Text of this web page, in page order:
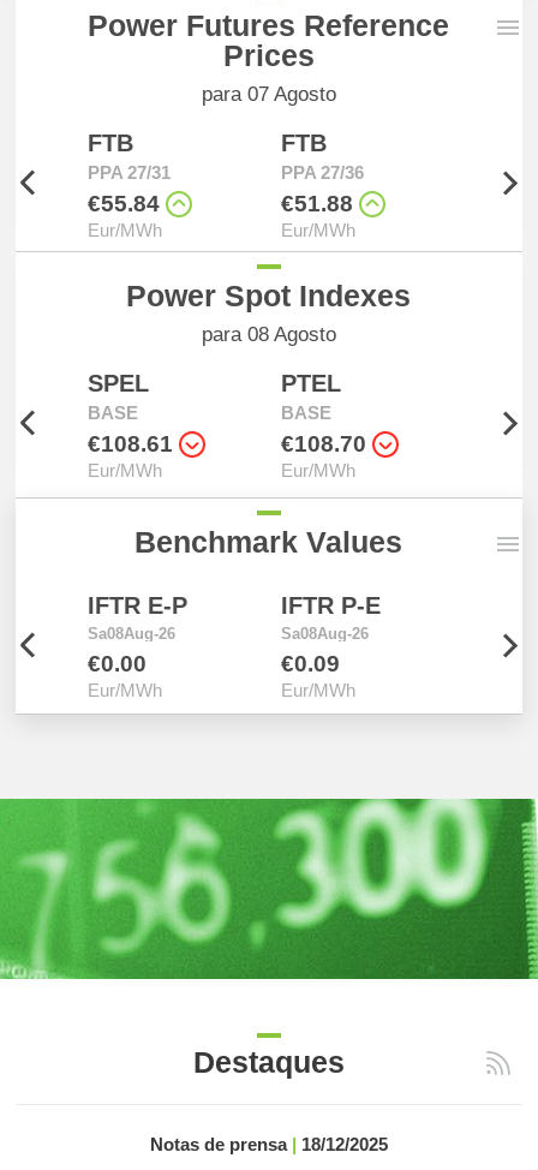
Power Futures Reference
Prices
para 07 Agosto
FTB
PPA 27/31
€55.84
Eur/MWh
FTB
PPA 27/36
€51.88
Eur/MWh
D
Power Spot Indexes
para 08 Agosto
SPEL
BASE
€108.61
Eur/MWh
PTEL
BASE
€108.70
Eur/MWh
SOLAR
Benchmark Values
IFTR E-P
Sa08Aug-26
€0.00
Eur/MWh
IFTR P-E
Sa08Aug-26
€0.09
Eur/MWh
Destaques
Notas de prensa | 18/12/2025